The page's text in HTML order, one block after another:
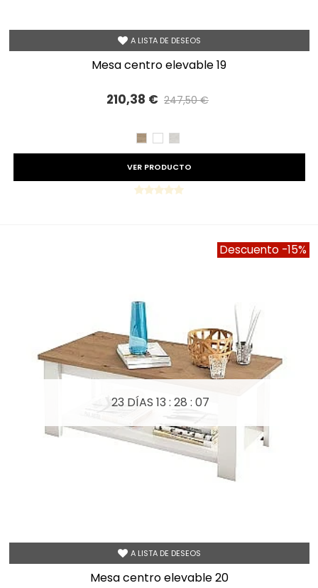
A LISTA DE DESEOS
mesa centro elevable 19
210,38 € 247,50 €
CAMBRIAN
BLANCO
VER PRODUCTO
Descuento -15%
A LISTA DE DESEOS
23 DÍAS 13 : 28 : 05
mesa centro elevable 20